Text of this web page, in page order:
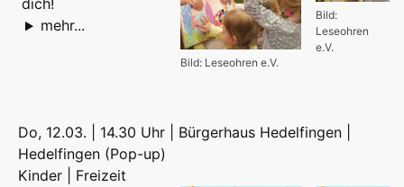
Bild:
Leseohren
e.V.
Bild: Leseohren e.V.
dich!
mehr...
Do, 12.03. | 14.30 Uhr | Bürgerhaus Hedelfingen |
Hedelfingen (Pop-up)
Kinder | Freizeit